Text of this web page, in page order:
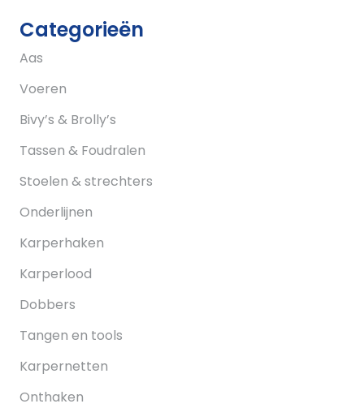
Categorieën
Aas
Voeren
Bivy’s & Brolly’s
Tassen & Foudralen
Stoelen & strechters
Onderlijnen
Karperhaken
Karperlood
Dobbers
Tangen en tools
Karpernetten
Onthaken